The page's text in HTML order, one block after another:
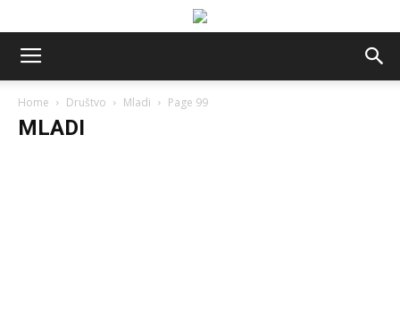
Home Društvo Mladi Page 99
MLADI